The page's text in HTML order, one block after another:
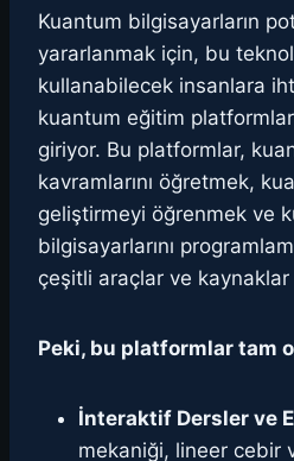
Kuantum bilgisayarların
yararlanmak için, bu
kullanabilecek insanlara
kuantum eğitim
giriyor. Bu platformlar,
kavramlarını öğretmek,
geliştirmeyi öğrenmek ve
bilgisayarlarını
çeşitli araçlar ve kaynaklar
Peki, bu platformlar tam
İnteraktif Dersler ve
mekaniği, lineer cebir